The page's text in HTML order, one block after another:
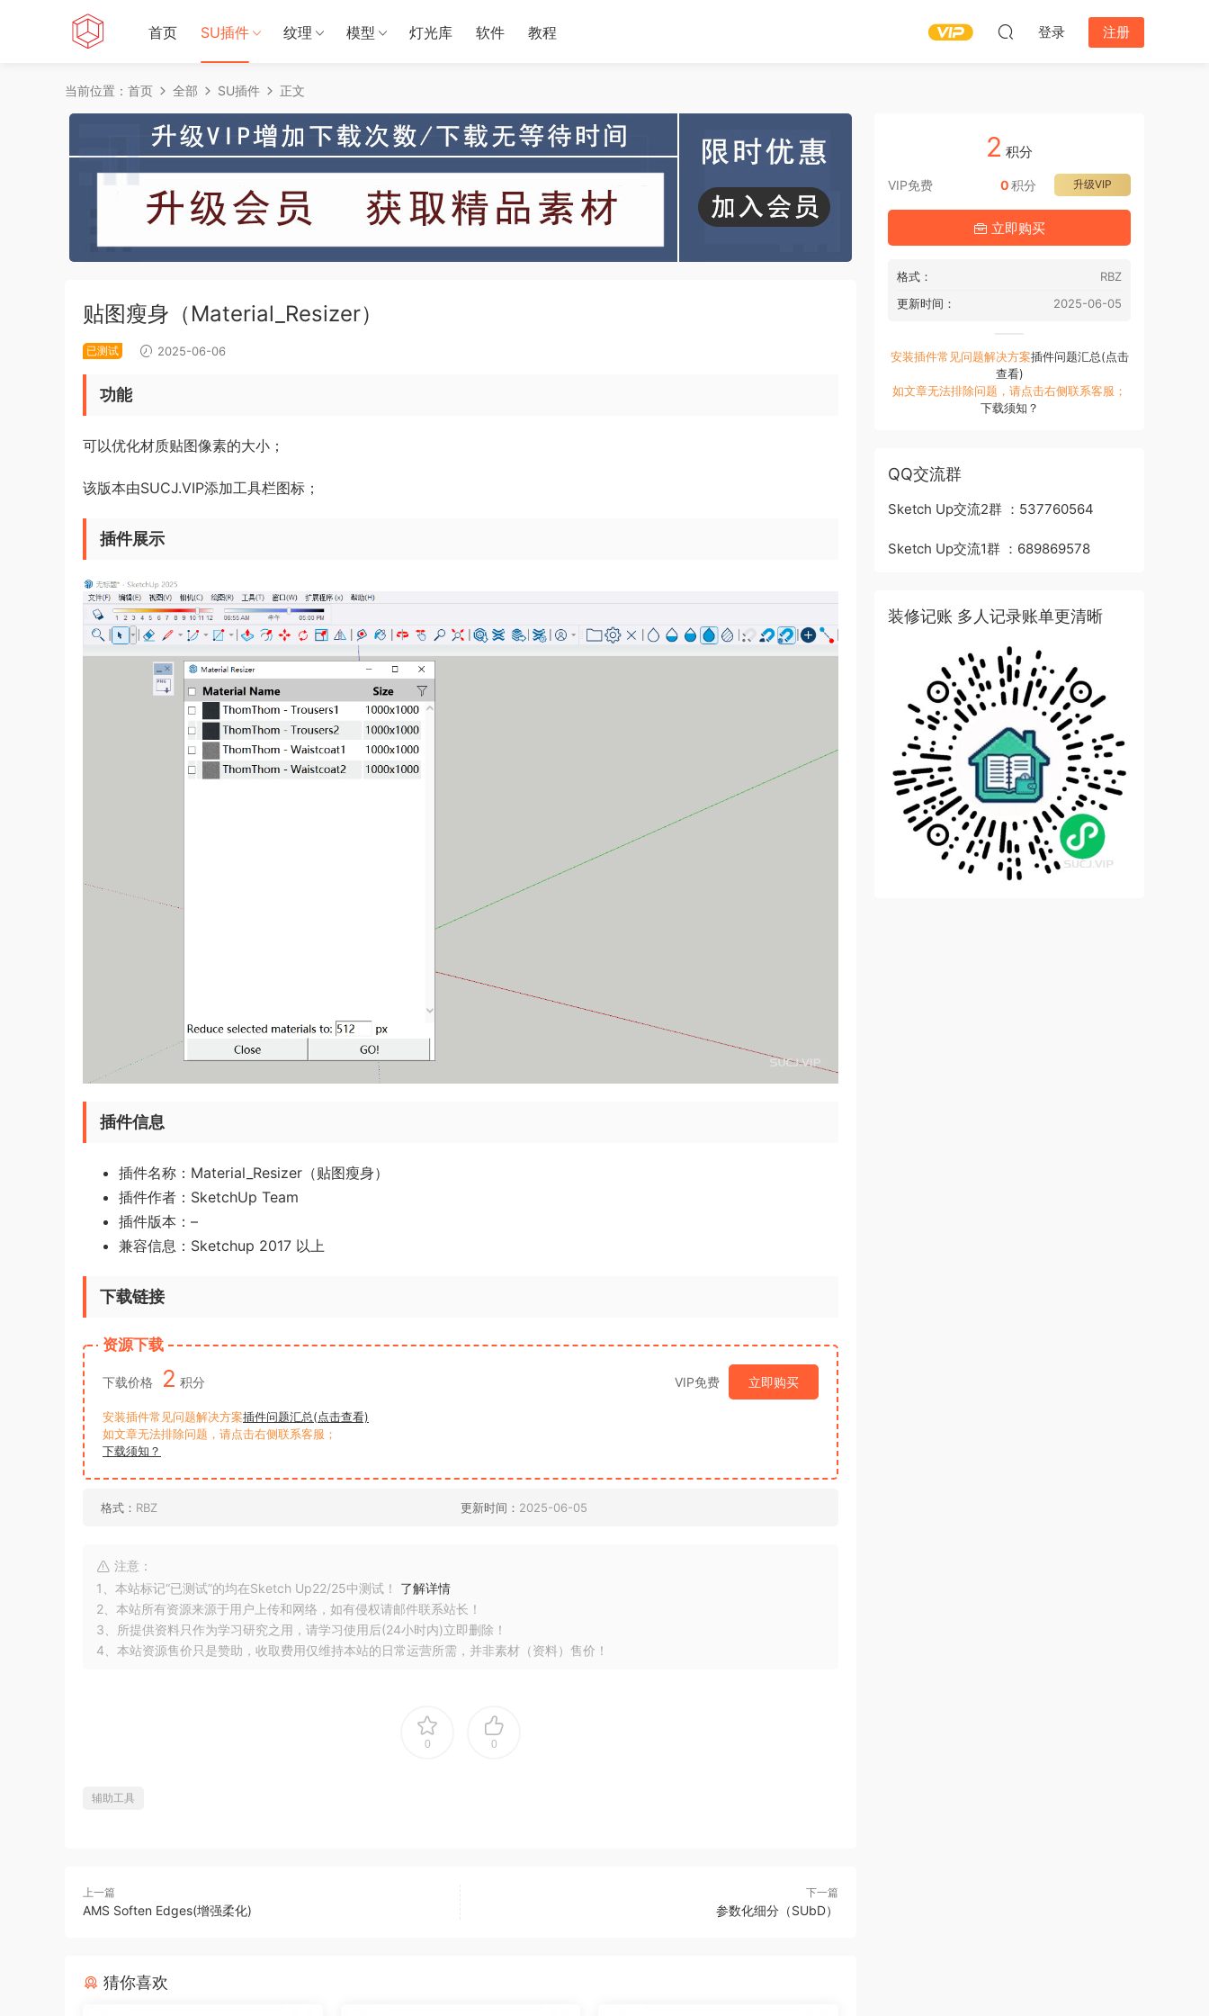
首页 SU插件 纹理 模型 灯光库 软件 教程 登录 注册
当前位置： 首页 全部 SU插件 正文
贴图瘦身（Material_Resizer）
已测试 2025-06-06
功能
可以优化材质贴图像素的大小；
该版本由SUCJ.VIP添加工具栏图标；
插件展示
插件信息
插件名称：Material_Resizer（贴图瘦身）
插件作者：SketchUp Team
插件版本：–
兼容信息：Sketchup 2017 以上
下载链接
资源下载
下载价格 2 积分 VIP免费 立即购买
安装插件常见问题解决方案插件问题汇总(点击查看)
如文章无法排除问题，请点击右侧联系客服；
下载须知？
格式： RBZ 更新时间： 2025-06-05
注意：
1、本站标记“已测试”的均在Sketch Up22/25中测试！ 了解详情
2、本站所有资源来源于用户上传和网络，如有侵权请邮件联系站长！
3、所提供资料只作为学习研究之用，请学习使用后(24小时内)立即删除！
4、本站资源售价只是赞助，收取费用仅维持本站的日常运营所需，并非素材（资料）售价！
0 0
辅助工具
上一篇
AMS Soften Edges(增强柔化)
下一篇
参数化细分（SUbD）
猜你喜欢
2 积分
VIP免费 升级VIP
0积分
立即购买
格式：
RBZ
更新时间：
2025-06-05
安装插件常见问题解决方案插件问题汇总(点击
查看)
如文章无法排除问题，请点击右侧联系客服；
下载须知？
QQ交流群
Sketch Up交流2群 ：537760564
Sketch Up交流1群 ：689869578
装修记账 多人记录账单更清晰